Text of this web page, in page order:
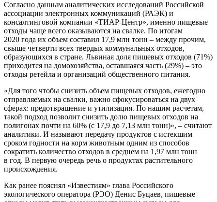
Согласно данным аналитических исследований Российской
ассоциации электронных коммуникаций (РАЭК) и
консалтинговой компании «ТИАР-Центр», именно пищевые
отходы чаще всего оказываются на свалке. По итогам
2020 года их объем составил 17,9 млн тонн – между прочим,
свыше четверти всех твердых коммунальных отходов,
образующихся в стране. Львиная доля пищевых отходов (71%)
приходится на домохозяйства, оставшаяся часть (29%) – это
отходы ретейла и организаций общественного питания.
«Для того чтобы снизить объем пищевых отходов, ежегодно
отправляемых на свалки, важно сфокусироваться на двух
сферах: предотвращение и утилизация. По нашим расчетам,
такой подход позволит снизить долю пищевых отходов на
полигонах почти на 60% (с 17,9 до 7,13 млн тонн)», – считают
аналитики. И называют передачу продуктов с истекшим
сроком годности на корм животным одним из способов
сократить количество отходов в среднем на 1,97 млн тонн
в год. В первую очередь речь о продуктах растительного
происхождения.
Как ранее пояснял «Известиям» глава Российского
экологического оператора (РЭО) Денис Буцаев, пищевые